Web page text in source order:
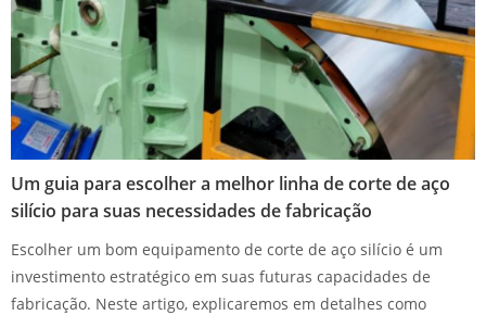
Um guia para escolher a melhor linha de corte de aço
silício para suas necessidades de fabricação
Escolher um bom equipamento de corte de aço silício é um
investimento estratégico em suas futuras capacidades de
fabricação. Neste artigo, explicaremos em detalhes como